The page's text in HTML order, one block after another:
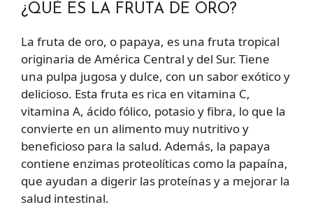
¿QUÉ ES LA FRUTA DE ORO?
La fruta de oro, o papaya, es una fruta tropical
originaria de América Central y del Sur. Tiene
una pulpa jugosa y dulce, con un sabor exótico y
delicioso. Esta fruta es rica en vitamina C,
vitamina A, ácido fólico, potasio y fibra, lo que la
convierte en un alimento muy nutritivo y
beneficioso para la salud. Además, la papaya
contiene enzimas proteolíticas como la papaína,
que ayudan a digerir las proteínas y a mejorar la
salud intestinal.